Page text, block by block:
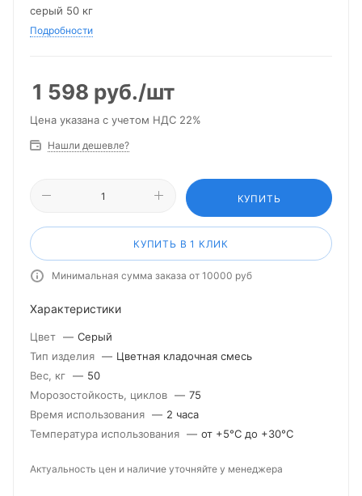
серый 50 кг
Подробности
1 598 руб./шт
Цена указана с учетом НДС 22%
Нашли дешевле?
КУПИТЬ
КУПИТЬ В 1 КЛИК
Минимальная сумма заказа от 10000 руб
Характеристики
Цвет — Серый
Тип изделия — Цветная кладочная смесь
Вес, кг — 50
Морозостойкость, циклов — 75
Время использования — 2 часа
Температура использования — от +5°С до +30°С
Актуальность цен и наличие уточняйте у менеджера